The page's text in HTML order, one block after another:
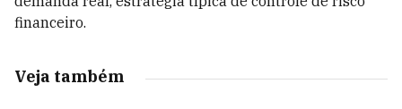
financeiro.
Veja também